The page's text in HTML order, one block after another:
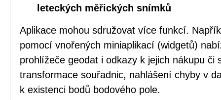
leteckých měřických snímků
Aplikace mohou sdružovat více funkcí.
pomocí vnořených miniaplikací (widgetů)
prohlížeče geodat i odkazy k jejich nákupu či
transformace souřadnic, nahlášení chyby v
k existenci bodů bodového pole.